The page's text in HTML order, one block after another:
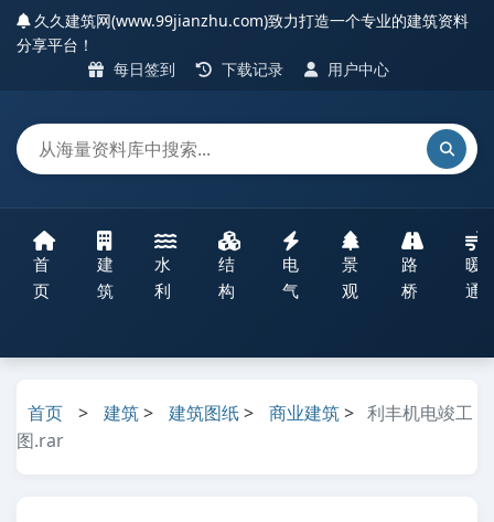
久久建筑网(www.99jianzhu.com)致力打造一个专业的建筑资料
分享平台！
每日签到
下载记录 用户中心
首
页
建
筑
水
利
结
构
电
气
景
观
路
桥
暖
通
首页 > 建筑> 建筑图纸> 商业建筑> 利丰机电竣工
图.rar